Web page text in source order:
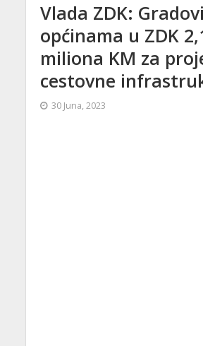
Vlada ZDK:
općinama u ZDK
miliona KM za
cestovne
30 Juna, 2023